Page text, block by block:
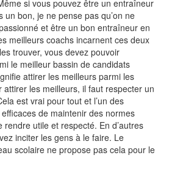
si vous pouvez être un entraîneur
un bon, je ne pense pas qu’on ne
et être un bon entraîneur en
meilleurs coachs incarnent ces deux
trouver, vous devez pouvoir
le meilleur bassin de candidats
attirer les meilleurs parmi les
attirer les meilleurs, il faut respecter un
est vrai pour tout et l’un des
de maintenir des normes
rendre utile et respecté. En d’autres
inciter les gens à le faire. Le
scolaire ne propose pas cela pour le